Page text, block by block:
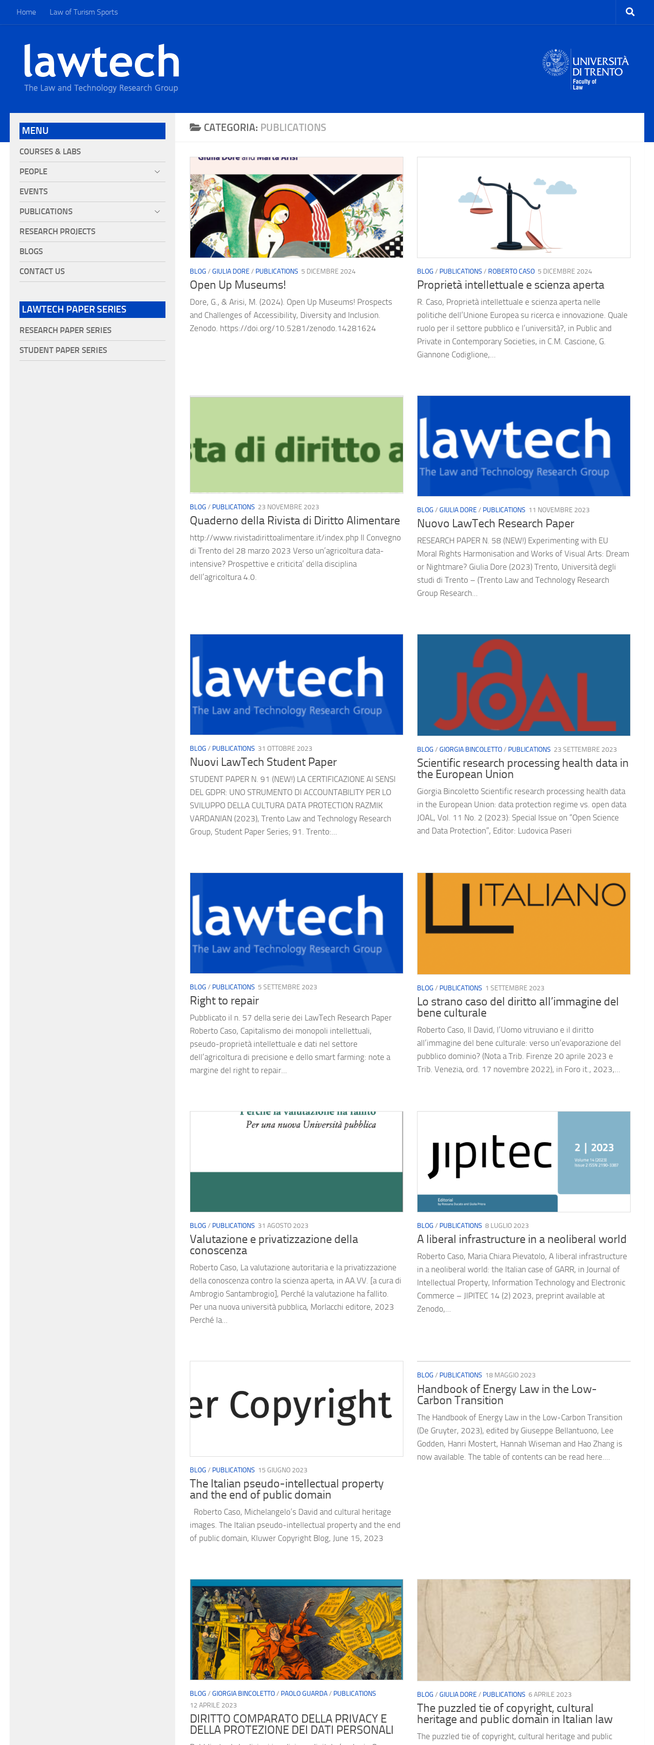
Home Law of Turism Sports
CATEGORIA: PUBLICATIONS
BLOG / GIULIA DORE / PUBLICATIONS 5 DICEMBRE 2024
Open Up Museums!
Dore, G., & Arisi, M. (2024). Open Up Museums! Prospects
and Challenges of Accessibility, Diversity and Inclusion.
Zenodo. https://doi.org/10.5281/zenodo.14281624
BLOG / PUBLICATIONS / ROBERTO CASO 5 DICEMBRE 2024
Proprietà intellettuale e scienza aperta
R. Caso, Proprietà intellettuale e scienza aperta nelle
politiche dell’Unione Europea su ricerca e innovazione. Quale
ruolo per il settore pubblico e l’università?, in Public and
Private in Contemporary Societies, in C.M. Cascione, G.
Giannone Codiglione,...
BLOG / PUBLICATIONS 23 NOVEMBRE 2023
Quaderno della Rivista di Diritto Alimentare
http://www.rivistadirittoalimentare.it/index.php Il Convegno
di Trento del 28 marzo 2023 Verso un’agricoltura data-
intensive? Prospettive e criticita’ della disciplina
dell’agricoltura 4.0.
BLOG / GIULIA DORE / PUBLICATIONS 11 NOVEMBRE 2023
Nuovo LawTech Research Paper
RESEARCH PAPER N. 58 (NEW!) Experimenting with EU
Moral Rights Harmonisation and Works of Visual Arts: Dream
or Nightmare? Giulia Dore (2023) Trento, Università degli
studi di Trento – (Trento Law and Technology Research
Group Research...
BLOG / PUBLICATIONS 31 OTTOBRE 2023
Nuovi LawTech Student Paper
STUDENT PAPER N. 91 (NEW!) LA CERTIFICAZIONE AI SENSI
DEL GDPR: UNO STRUMENTO DI ACCOUNTABILITY PER LO
SVILUPPO DELLA CULTURA DATA PROTECTION RAZMIK
VARDANIAN (2023), Trento Law and Technology Research
Group, Student Paper Series; 91. Trento:...
BLOG / GIORGIA BINCOLETTO/ PUBLICATIONS 23 SETTEMBRE 2023
Scientific research processing health data in
the European Union
Giorgia Bincoletto Scientific research processing health data
in the European Union: data protection regime vs. open data
JOAL, Vol. 11 No. 2 (2023): Special Issue on “Open Science
and Data Protection”, Editor: Ludovica Paseri
BLOG / PUBLICATIONS 5 SETTEMBRE 2023
Right to repair
Pubblicato il n. 57 della serie dei LawTech Research Paper
Roberto Caso, Capitalismo dei monopoli intellettuali,
pseudo-proprietà intellettuale e dati nel settore
dell’agricoltura di precisione e dello smart farming: note a
margine del right to repair...
BLOG / PUBLICATIONS 1 SETTEMBRE 2023
Lo strano caso del diritto all’immagine del
bene culturale
Roberto Caso, Il David, l’Uomo vitruviano e il diritto
all’immagine del bene culturale: verso un’evaporazione del
pubblico dominio? (Nota a Trib. Firenze 20 aprile 2023 e
Trib. Venezia, ord. 17 novembre 2022), in Foro it., 2023,...
BLOG / PUBLICATIONS 31 AGOSTO 2023
Valutazione e privatizzazione della
conoscenza
Roberto Caso, La valutazione autoritaria e la privatizzazione
della conoscenza contro la scienza aperta, in AA.VV. [a cura di
Ambrogio Santambrogio], Perché la valutazione ha fallito.
Per una nuova università pubblica, Morlacchi editore, 2023
Perché la...
BLOG / PUBLICATIONS 8 LUGLIO 2023
A liberal infrastructure in a neoliberal world
Roberto Caso, Maria Chiara Pievatolo, A liberal infrastructure
in a neoliberal world: the Italian case of GARR, in Journal of
Intellectual Property, Information Technology and Electronic
Commerce – JIPITEC 14 (2) 2023, preprint available at
Zenodo,...
BLOG / PUBLICATIONS 15 GIUGNO 2023
The Italian pseudo-intellectual property
and the end of public domain
Roberto Caso, Michelangelo’s David and cultural heritage
images. The Italian pseudo-intellectual property and the end
of public domain, Kluwer Copyright Blog, June 15, 2023
BLOG / PUBLICATIONS 18 MAGGIO 2023
Handbook of Energy Law in the Low-
Carbon Transition
The Handbook of Energy Law in the Low-Carbon Transition
(De Gruyter, 2023), edited by Giuseppe Bellantuono, Lee
Godden, Hanri Mostert, Hannah Wiseman and Hao Zhang is
now available. The table of contents can be read here....
BLOG / GIORGIA BINCOLETTO/ PAOLO GUARDA/ PUBLICATIONS
12 APRILE 2023
DIRITTO COMPARATO DELLA PRIVACY E
DELLA PROTEZIONE DEI DATI PERSONALI
BLOG / GIULIA DORE / PUBLICATIONS 6 APRILE 2023
The puzzled tie of copyright, cultural
heritage and public domain in Italian law
The puzzled tie of copyright, cultural heritage and public
MENU
COURSES & LABS
PEOPLE
EVENTS
PUBLICATIONS
RESEARCH PROJECTS
BLOGS
CONTACT US
LAWTECH PAPER SERIES
RESEARCH PAPER SERIES
STUDENT PAPER SERIES